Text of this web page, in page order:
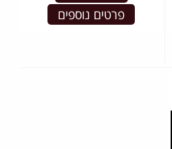
פרטים נוספים